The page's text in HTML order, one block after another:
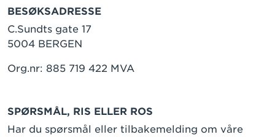
BESØKSADRESSE
C.Sundts gate 17
5004 BERGEN
Org.nr: 885 719 422 MVA
SPØRSMÅL, RIS ELLER ROS
Har du spørsmål eller tilbakemelding om våre